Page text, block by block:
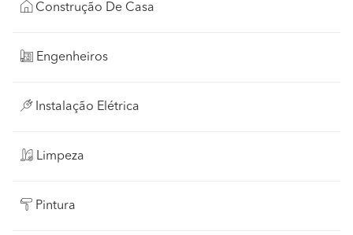
Construção De Casa
Engenheiros
Instalação Elétrica
Limpeza
Pintura